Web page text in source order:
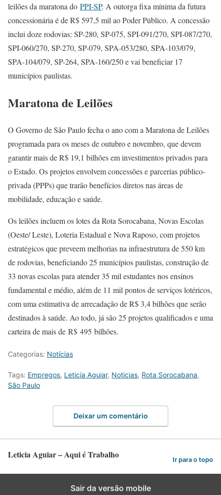
leilões da maratona do PPI-SP. A outorga fixa mínima da futura
concessionária é de R$ 597,5 mil ao Poder Público. A concessão
inclui doze rodovias: SP-280, SP-075, SPI-091/270, SPI-087/270,
SPI-060/270, SP-270, SP-079, SPA-053/280, SPA-103/079,
SPA-104/079, SP-264, SPA-160/250 e vai beneficiar 17
municípios paulistas.
Maratona de Leilões
O Governo de São Paulo fecha o ano com a Maratona de Leilões
programada para os meses de outubro e novembro, que devem
garantir mais de R$ 19,1 bilhões em investimentos privados para
o Estado. Os projetos envolvem concessões e parcerias público-
privada (PPPs) que trarão benefícios diretos nas áreas de
mobilidade, educação e saúde.
Os leilões incluem os lotes da Rota Sorocabana, Novas Escolas
(Oeste/ Leste), Loteria Estadual e Nova Raposo, com projetos
estratégicos que preveem melhorias na infraestrutura de 550 km
de rodovias, beneficiando 25 municípios paulistas, construção de
33 novas escolas para atender 35 mil estudantes nos ensinos
fundamental e médio, além de 11 mil pontos de serviços lotéricos,
com uma estimativa de arrecadação de R$ 3,4 bilhões que serão
destinados à saúde. Ao todo, já são 25 projetos qualificados e uma
carteira de mais de R$ 495 bilhões.
Categorias: Notícias
Tags: Empregos, Leticia Aguiar, Noticias, Rota Sorocabana,
São Paulo
Deixar um comentário
Leticia Aguiar – Aqui é Trabalho Ir para o topo
Sair da versão mobile